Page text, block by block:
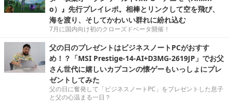
o）』先行プレイレポ。相棒とリンクして空を飛び、
海を渡り、そしてかわいい群れに紛れ込む
7月に国内向け初のクローズドベータ開催！
父の日のプレゼントはビジネスノートPCがおすす
め！？「MSI Prestige-14-AI+D3MG-2619JP」でお父
さん世代に嬉しいカプコンの懐ゲーもいっしょにプレ
ゼントしてみた
父の日に奮発して「ビジネスノートPC」をプレゼントした息子
と父の心温まる一日？